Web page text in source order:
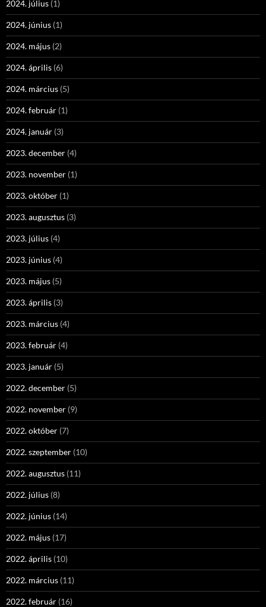
2024. július (1)
2024. június (1)
2024. május (2)
2024. április (6)
2024. március (5)
2024. február (1)
2024. január (3)
2023. december (4)
2023. november (1)
2023. október (1)
2023. augusztus (3)
2023. július (4)
2023. június (4)
2023. május (5)
2023. április (3)
2023. március (4)
2023. február (4)
2023. január (5)
2022. december (5)
2022. november (9)
2022. október (7)
2022. szeptember (10)
2022. augusztus (11)
2022. július (8)
2022. június (14)
2022. május (17)
2022. április (10)
2022. március (11)
2022. február (16)